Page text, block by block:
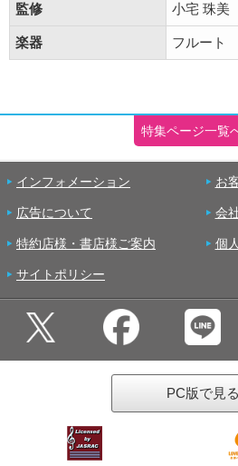
監修 小宅 珠美
楽器 フルート
特集ページ一覧
インフォメーション お
広告について 会
特約店様・書店様ご案内 個
サイトポリシー
PC版で見る